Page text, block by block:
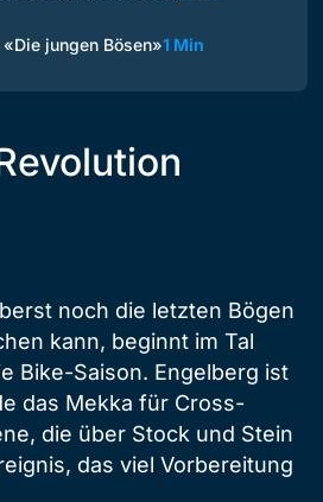
jungen Bösen»1 Min
noch die letzten Bögen
kann, beginnt im Tal
Bike-Saison. Engelberg ist
das Mekka für Cross-
die über Stock und Stein
das viel Vorbereitung